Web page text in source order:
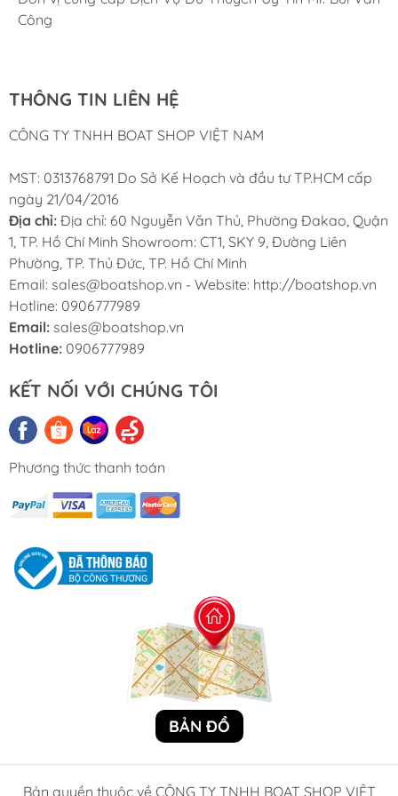
Công
Cung ứng sản phẩm nhanh chóng chuyên nghiệp
Chúng tôi có thể mua những sản phẩm tốt ngay tại Việt
THÔNG TIN LIÊN HỆ
CÔNG TY TNHH BOAT SHOP VIỆT NAM
MST: 0313768791 Do Sở Kế Hoạch và đầu tư TP.HCM cấp
ngày 21/04/2016
Địa chỉ: Địa chỉ: 60 Nguyễn Văn Thủ, Phường Đakao, Quận
1, TP. Hồ Chí Minh Showroom: CT1, SKY 9, Đường Liên
Phường, TP. Thủ Đức, TP. Hồ Chí Minh
Email: sales@boatshop.vn - Website: http://boatshop.vn
Hotline: 0906777989
Email: sales@boatshop.vn
Hotline: 0906777989
KẾT NỐI VỚI CHÚNG TÔI
Phương thức thanh toán
BẢN ĐỒ
Bản quyền thuộc về CÔNG TY TNHH BOAT SHOP VIỆT